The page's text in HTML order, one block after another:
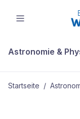
Astronomie &
Startseite /